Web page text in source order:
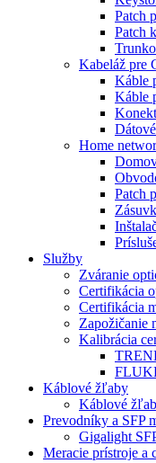
Patch
Patch
Kabeláž pre
Káble
Káble
Home
Patch
Služby
Zváranie
Certifikácia
Certifikácia
Zapožičanie
Kalibrácia
Káblové žľaby
Káblové
Prevodníky a SFP
Gigalight
Meracie prístroje a